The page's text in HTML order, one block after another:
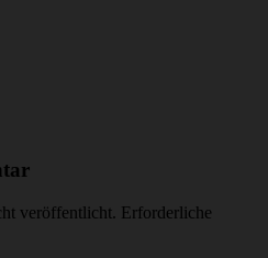
veröffentlicht. Erforderliche